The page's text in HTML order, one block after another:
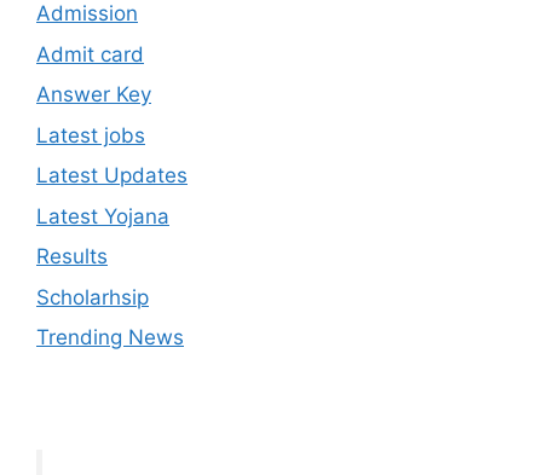
Admission
Admit card
Answer Key
Latest jobs
Latest Updates
Latest Yojana
Results
Scholarhsip
Trending News